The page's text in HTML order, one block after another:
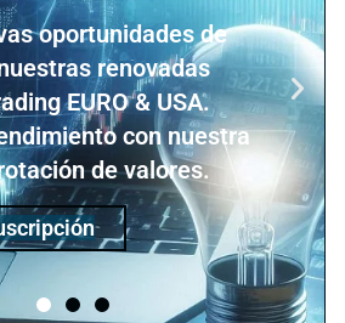
oportunidades de
renovadas
EURO & USA.
con nuestra
de valores.